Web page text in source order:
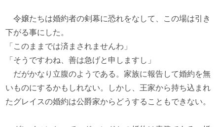
令嬢たちは婚約者の剣幕に恐れをなして、この場は引き
下がる事にした。
「このままでは済まされませんわ」
「そうですわね、善は急げと申しますし」
だがかなり立腹のようである。家族に報告して婚約を無
いものにするかもしれない。しかし、王家から持ち込まれ
たグレイスの婚約は公爵家からどうすることもできない。